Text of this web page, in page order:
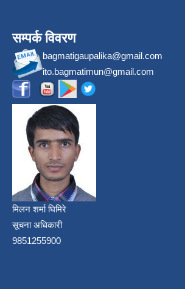
सम्पर्क विवरण
bagmatigaupalika@gmail.com
ito.bagmatimun@gmail.com
मिलन शर्मा घिमिरे
सूचना अधिकारी
9851255900